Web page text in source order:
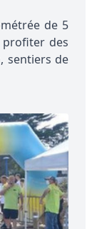
de 5
des
sentiers de